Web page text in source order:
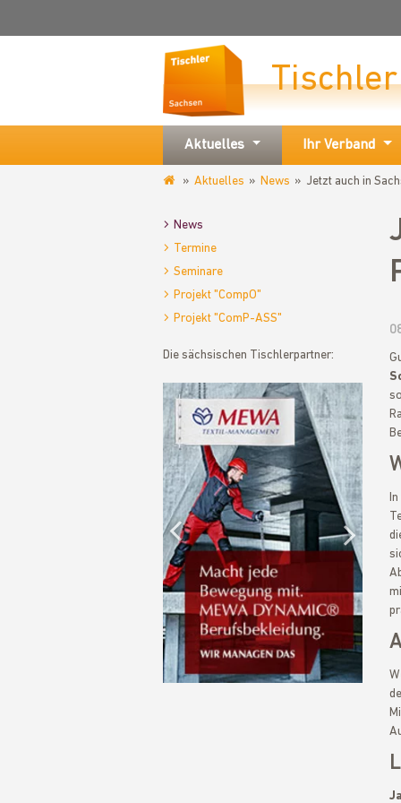
Aktuelles Ihr Verband
sachsen.de
Aktuelles News Jetzt auch in
News
Termine
Seminare
Projekt "CompO"
Projekt "ComP-ASS"
Die sächsischen Tischlerpartner:
Previous
Next
In